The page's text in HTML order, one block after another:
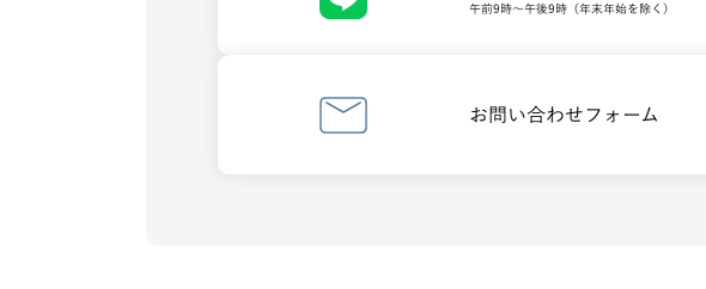
午前9時～午後9時（年末年始を除く）
お問い合わせフォーム